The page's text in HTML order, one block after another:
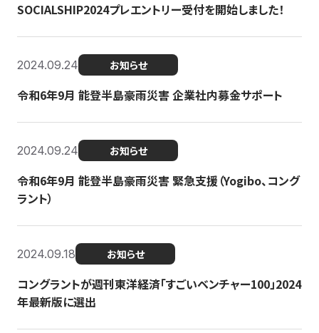
SOCIALSHIP2024プレエントリー受付を開始しました！
2024.09.24 お知らせ
令和6年9月 能登半島豪雨災害 企業社内募金サポート
2024.09.24 お知らせ
令和6年9月 能登半島豪雨災害 緊急支援（Yogibo、コング
ラント）
2024.09.18 お知らせ
コングラントが週刊東洋経済「すごいベンチャー100」2024
年最新版に選出